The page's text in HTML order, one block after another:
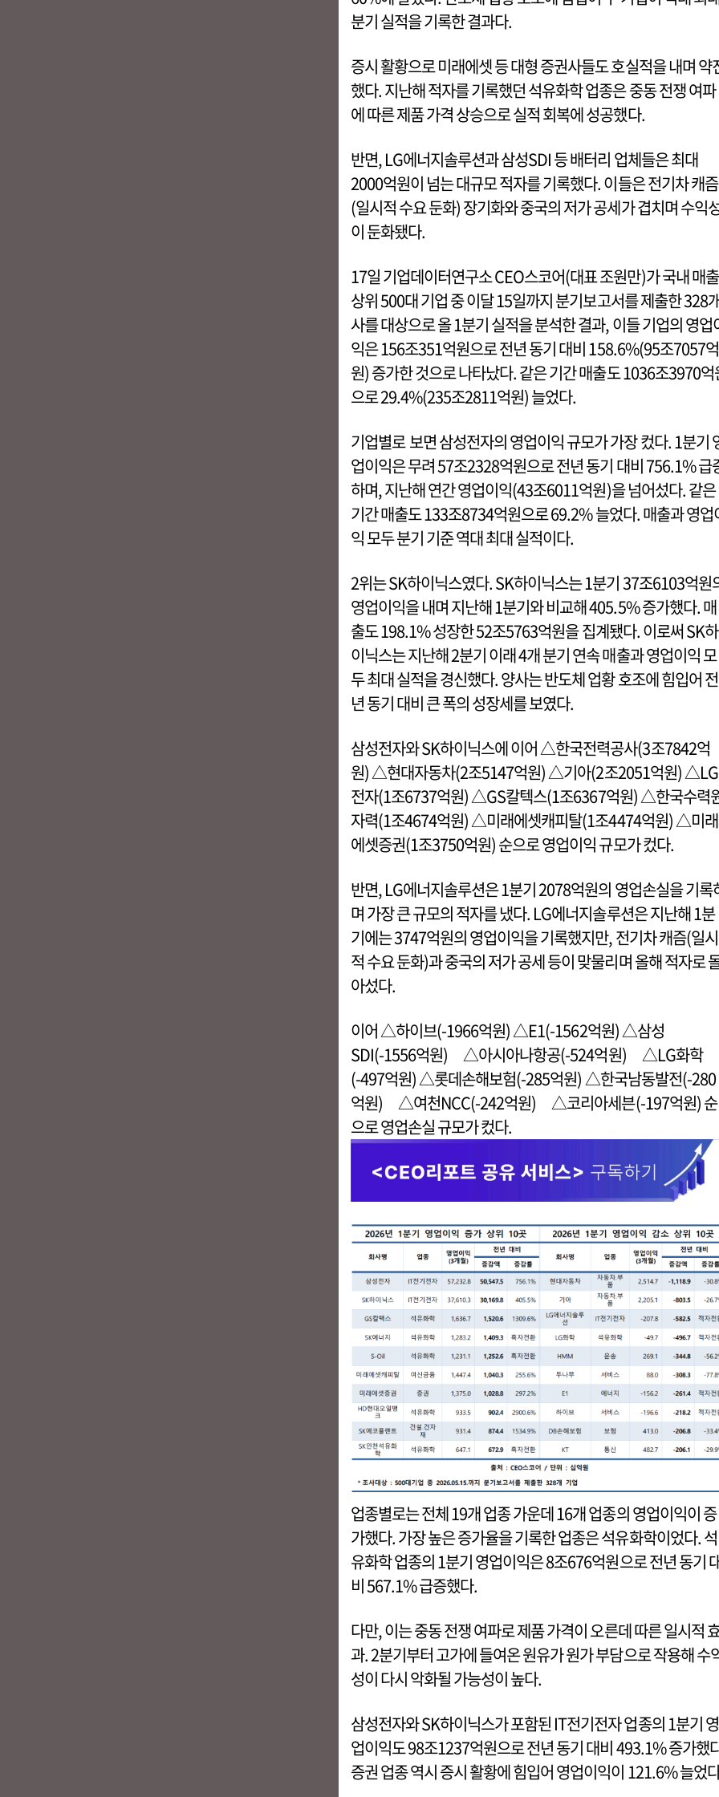
분기 실적을 기록한 결과다.
증시 활황으로 미래에셋 등 대형 증권사들도 호실적을 내며 약
했다. 지난해 적자를 기록했던 석유화학 업종은 중동 전쟁 여파
에 따른 제품 가격 상승으로 실적 회복에 성공했다.
반면, LG에너지솔루션과 삼성SDI 등 배터리 업체들은 최대
2000억원이 넘는 대규모 적자를 기록했다. 이들은 전기차 캐즘
(일시적 수요 둔화) 장기화와 중국의 저가 공세가 겹치며 수익
이 둔화됐다.
17일 기업데이터연구소 CEO스코어(대표 조원만)가 국내 매출
상위 500대 기업 중 이달 15일까지 분기보고서를 제출한 328
사를 대상으로 올 1분기 실적을 분석한 결과, 이들 기업의 영업
익은 156조351억원으로 전년 동기 대비 158.6%(95조7057억
원) 증가한 것으로 나타났다. 같은 기간 매출도 1036조3970억
으로 29.4%(235조2811억원) 늘었다.
기업별로 보면 삼성전자의 영업이익 규모가 가장 컸다. 1분기
업이익은 무려 57조2328억원으로 전년 동기 대비 756.1% 급
하며, 지난해 연간 영업이익(43조6011억원)을 넘어섰다. 같은
기간 매출도 133조8734억원으로 69.2% 늘었다. 매출과 영업
익 모두 분기 기준 역대 최대 실적이다.
2위는 SK하이닉스였다. SK하이닉스는 1분기 37조6103억원
영업이익을 내며 지난해 1분기와 비교해 405.5% 증가했다. 매
출도 198.1% 성장한 52조5763억원을 집계됐다. 이로써 SK하
이닉스는 지난해 2분기 이래 4개 분기 연속 매출과 영업이익 모
두 최대 실적을 경신했다. 양사는 반도체 업황 호조에 힘입어 전
년 동기 대비 큰 폭의 성장세를 보였다.
삼성전자와 SK하이닉스에 이어 △한국전력공사(3조7842억
원) △현대자동차(2조5147억원) △기아(2조2051억원) △LG
전자(1조6737억원) △GS칼텍스(1조6367억원) △한국수력
자력(1조4674억원) △미래에셋캐피탈(1조4474억원) △미래
에셋증권(1조3750억원) 순으로 영업이익 규모가 컸다.
반면, LG에너지솔루션은 1분기 2078억원의 영업손실을 기록
며 가장 큰 규모의 적자를 냈다. LG에너지솔루션은 지난해 1분
기에는 3747억원의 영업이익을 기록했지만, 전기차 캐즘(일시
적 수요 둔화)과 중국의 저가 공세 등이 맞물리며 올해 적자로
아섰다.
이어 △하이브(-1966억원) △E1(-1562억원) △삼성
SDI(-1556억원) △아시아나항공(-524억원) △LG화학
(-497억원) △롯데손해보험(-285억원) △한국남동발전(-280
억원) △여천NCC(-242억원) △코리아세븐(-197억원) 순
으로 영업손실 규모가 컸다.
업종별로는 전체 19개 업종 가운데 16개 업종의 영업이익이 증
가했다. 가장 높은 증가율을 기록한 업종은 석유화학이었다. 석
유화학 업종의 1분기 영업이익은 8조676억원으로 전년 동기
비 567.1% 급증했다.
다만, 이는 중동 전쟁 여파로 제품 가격이 오른데 따른 일시적
과. 2분기부터 고가에 들여온 원유가 원가 부담으로 작용해 수
성이 다시 악화될 가능성이 높다.
삼성전자와 SK하이닉스가 포함된 IT전기전자 업종의 1분기 영
업이익도 98조1237억원으로 전년 동기 대비 493.1% 증가했
증권 업종 역시 증시 활황에 힘입어 영업이익이 121.6% 늘었